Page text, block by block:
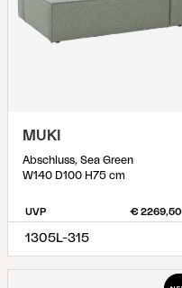
MUKI
Abschluss, Sea Green
W140 D100 H75 cm
UVP € 2269,50
1305L-315